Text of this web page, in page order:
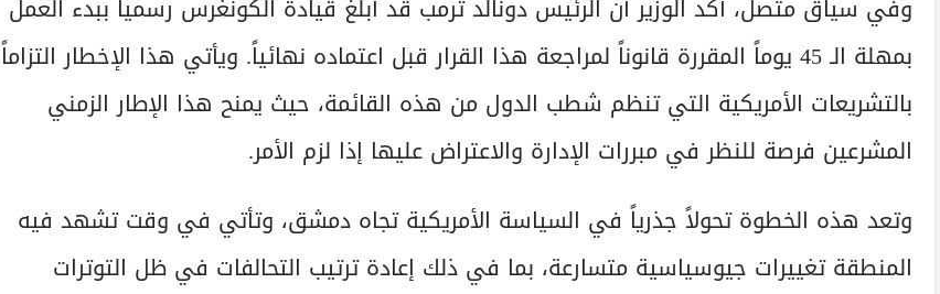
وفي سياق متصل، أكد الوزير أن الرئيس دونالد ترمب قد أبلغ قيادة الكونغرس رسمياً ببدء العمل
بمهلة الـ 45 يوماً المقررة قانوناً لمراجعة هذا القرار قبل اعتماده نهائياً. ويأتي هذا الإخطار التزاماً
بالتشريعات الأمريكية التي تنظم شطب الدول من هذه القائمة، حيث يمنح هذا الإطار الزمني
المشرعين فرصة للنظر في مبررات الإدارة والاعتراض عليها إذا لزم الأمر.
وتعد هذه الخطوة تحولاً جذرياً في السياسة الأمريكية تجاه دمشق، وتأتي في وقت تشهد فيه
المنطقة تغييرات جيوسياسية متسارعة، بما في ذلك إعادة ترتيب التحالفات في ظل التوترات